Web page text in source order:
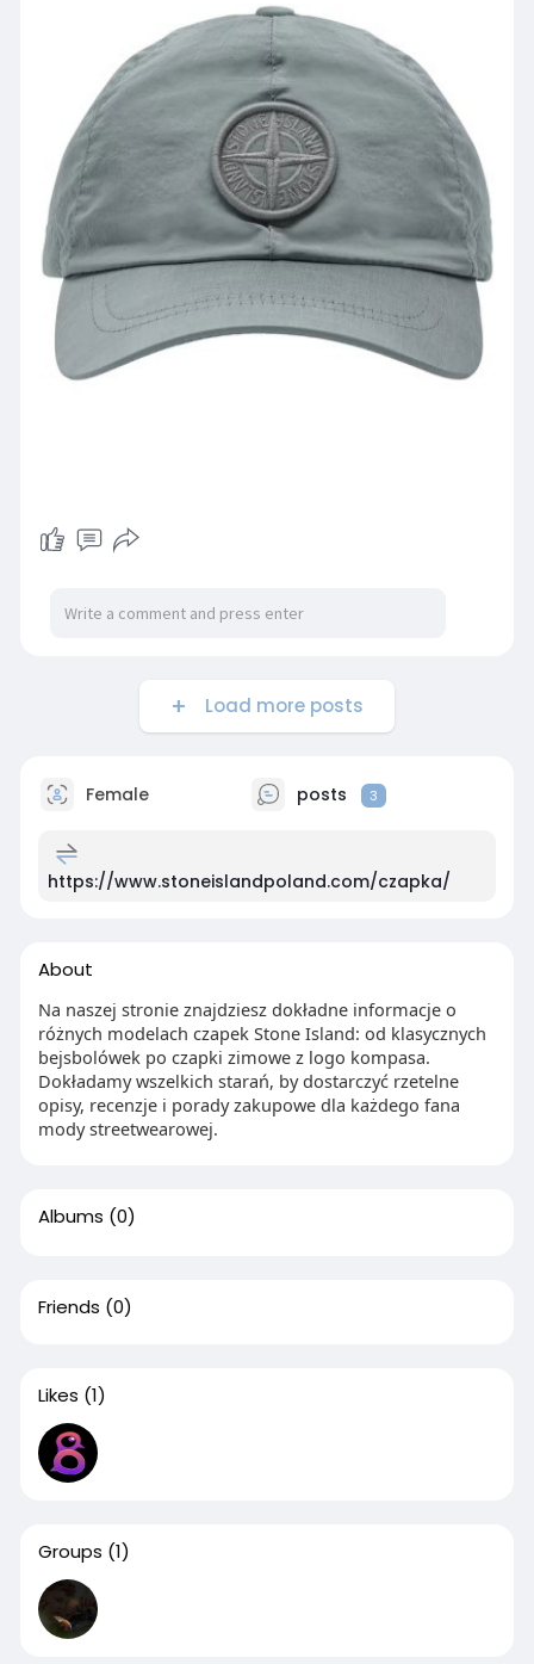
Load more posts
Female posts 3
https://www.stoneislandpoland.com/czapka/
About
Na naszej stronie znajdziesz dokładne informacje o
różnych modelach czapek Stone Island: od klasycznych
bejsbolówek po czapki zimowe z logo kompasa.
Dokładamy wszelkich starań, by dostarczyć rzetelne
opisy, recenzje i porady zakupowe dla każdego fana
mody streetwearowej.
Albums (0)
Friends (0)
Likes (1)
Groups (1)